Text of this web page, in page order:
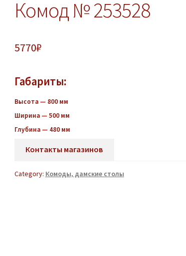
Комод № 253528
5770₽
Габариты:
Высота — 800 мм
Ширина — 500 мм
Глубина — 480 мм
Контакты магазинов
Category: Комоды, дамские столы